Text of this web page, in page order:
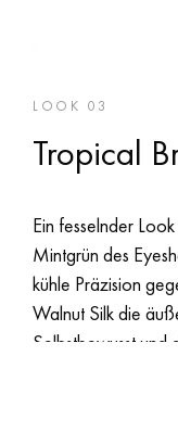
LOOK 03
Tropical
Ein fesselnder
Mintgrün des
kühle Präzision
Walnut Silk die
Selbstbewusst und